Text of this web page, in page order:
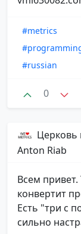
#metrics
#russian
0
Церковь
Anton Riab
Всем привет.
конвертит
Есть "три с
сильно